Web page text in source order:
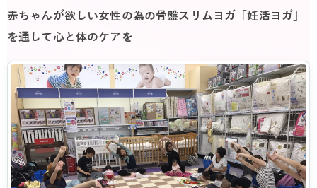
赤ちゃんが欲しい女性の為の骨盤スリムヨガ「妊活ヨガ」
を通して心と体のケアを